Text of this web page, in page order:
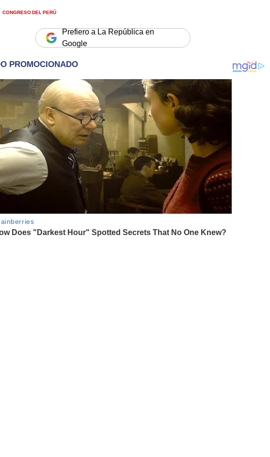
CONGRESO DEL PERÚ
Prefiero a La República en
Google